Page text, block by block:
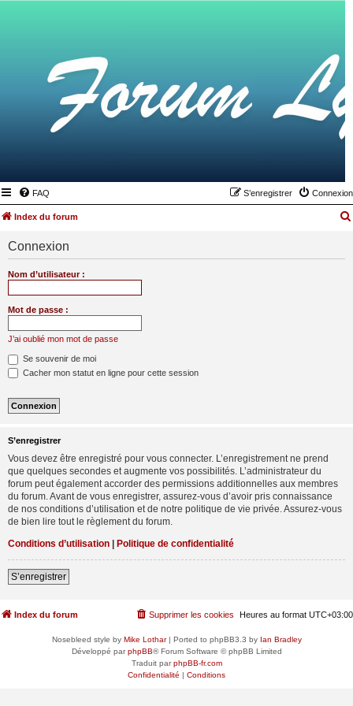
FAQ Connexion
S’enregistrer
Index du forum
Connexion
Nom d’utilisateur :
Mot de passe :
J’ai oublié mon mot de passe
Se souvenir de moi
Cacher mon statut en ligne pour cette session
S’enregistrer
Vous devez être enregistré pour vous connecter. L’enregistrement ne prend
que quelques secondes et augmente vos possibilités. L’administrateur du
forum peut également accorder des permissions additionnelles aux membres
du forum. Avant de vous enregistrer, assurez-vous d’avoir pris connaissance
de nos conditions d’utilisation et de notre politique de vie privée. Assurez-vous
de bien lire tout le règlement du forum.
Conditions d’utilisation | Politique de confidentialité
S’enregistrer
Index du forum Heures au format UTC+03:00
Supprimer les cookies
Nosebleed style by Mike Lothar| Ported to phpBB3.3 by Ian Bradley
Développé parphpBB® Forum Software © phpBB Limited
Traduit parphpBB-fr.com
Confidentialité | Conditions